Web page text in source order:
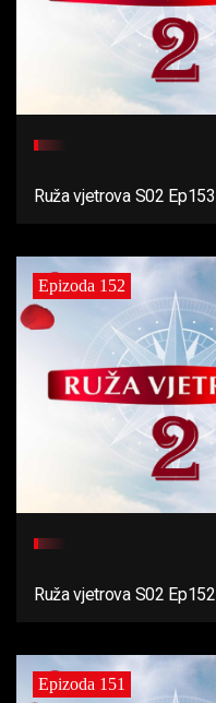
Ruža vjetrova S02 Ep153
Epizoda 152
Ruža vjetrova S02 Ep152
Epizoda 151